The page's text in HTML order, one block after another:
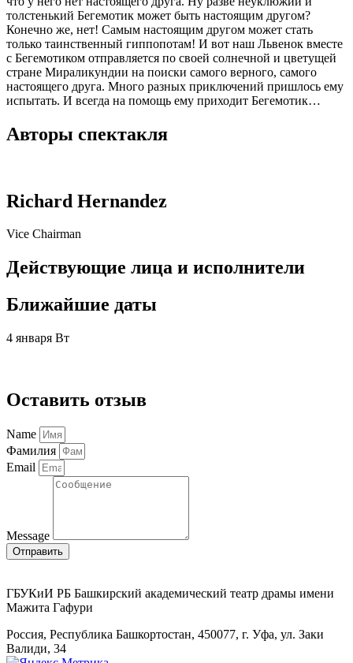
толстенький Бегемотик может быть настоящим другом?
Конечно же, нет! Самым настоящим другом может стать
только таинственный гиппопотам! И вот наш Львенок вместе
с Бегемотиком отправляется по своей солнечной и цветущей
стране Мираликундии на поиски самого верного, самого
настоящего друга. Много разных приключений пришлось ему
испытать. И всегда на помощь ему приходит Бегемотик…
Авторы спектакля
Richard Hernandez
Vice Chairman
Действующие лица и исполнители
Ближайшие даты
4 января Вт
Оставить отзыв
Name
Фамилия
Email
Message
Отправить
ГБУКиИ РБ Башкирский академический театр драмы имени
Мажита Гафури
Россия, Республика Башкортостан, 450077, г. Уфа, ул. Заки
Валиди, 34